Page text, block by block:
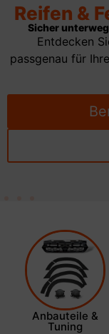
Reifen &
Sicher
Entdecken
passgenau für
Anbauteile &
Tuning